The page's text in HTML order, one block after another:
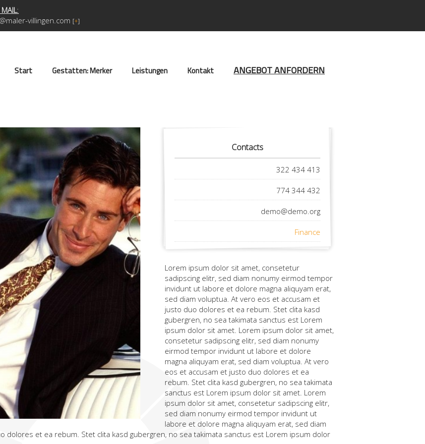
:
villingen.com [+]
Start Gestatten: Merker Leistungen Kontakt ANGEBOT ANFORDERN
Contacts
322 434 413
774 344 432
demo@demo.org
Finance
Lorem ipsum dolor sit amet, consetetur
sadipscing elitr, sed diam nonumy eirmod tempor
invidunt ut labore et dolore magna aliquyam erat,
sed diam voluptua. At vero eos et accusam et
justo duo dolores et ea rebum. Stet clita kasd
gubergren, no sea takimata sanctus est Lorem
ipsum dolor sit amet. Lorem ipsum dolor sit amet,
consetetur sadipscing elitr, sed diam nonumy
eirmod tempor invidunt ut labore et dolore
magna aliquyam erat, sed diam voluptua. At vero
eos et accusam et justo duo dolores et ea
rebum. Stet clita kasd gubergren, no sea takimata
sanctus est Lorem ipsum dolor sit amet. Lorem
ipsum dolor sit amet, consetetur sadipscing elitr,
sed diam nonumy eirmod tempor invidunt ut
labore et dolore magna aliquyam erat, sed diam
dolores et ea rebum. Stet clita kasd gubergren, no sea takimata sanctus est Lorem ipsum dolor